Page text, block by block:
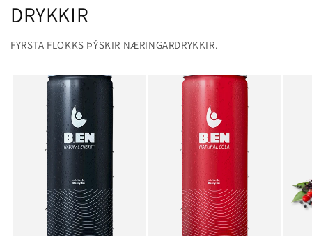
DRYKKIR
FYRSTA FLOKKS ÞÝSKIR NÆRINGARDRYKKIR.